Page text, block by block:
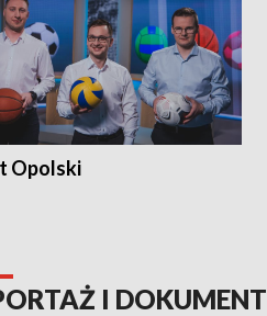
Opolski
I DOKUMENT